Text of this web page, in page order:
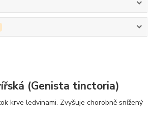
(Genista tinctoria)
krve ledvinami. Zvyšuje chorobně snížený